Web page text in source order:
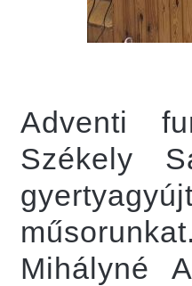
Adventi
Székely
Mihályné